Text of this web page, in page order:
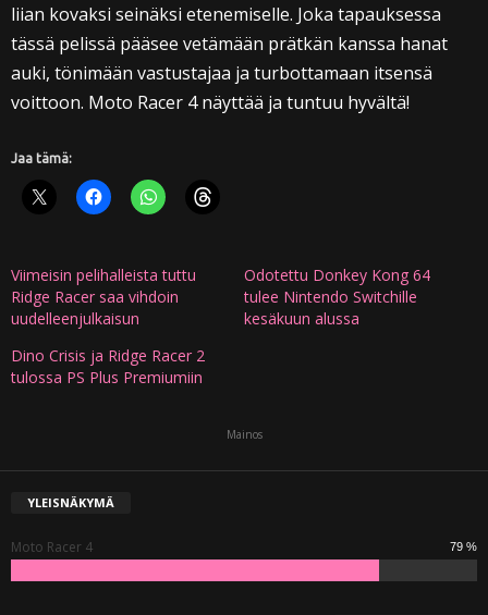
liian kovaksi seinäksi etenemiselle. Joka tapauksessa
tässä pelissä pääsee vetämään prätkän kanssa hanat
auki, tönimään vastustajaa ja turbottamaan itsensä
voittoon. Moto Racer 4 näyttää ja tuntuu hyvältä!
Jaa tämä:
Viimeisin pelihalleista tuttu
Ridge Racer saa vihdoin
uudelleenjulkaisun
Odotettu Donkey Kong 64
tulee Nintendo Switchille
kesäkuun alussa
Dino Crisis ja Ridge Racer 2
tulossa PS Plus Premiumiin
Mainos
YLEISNÄKYMÄ
Moto Racer 4 79 %